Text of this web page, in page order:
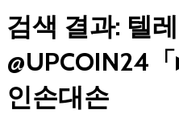
검색 결과: 텔레
@UPCOIN24
인손대손